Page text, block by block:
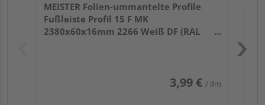
MEISTER Folien-ummantelte Profile
Fußleiste Profil 15 F MK
2380x60x16mm 2266 Weiß DF (RAL
3,99 € / lfm